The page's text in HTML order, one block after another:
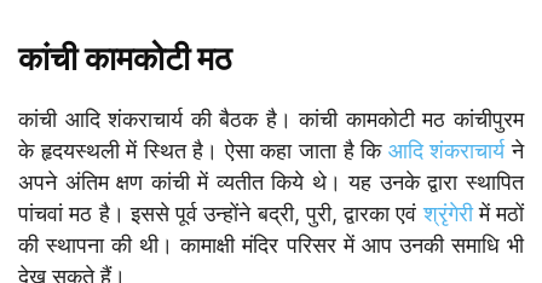
कांची कामकोटी मठ
कांची आदि शंकराचार्य की बैठक है। कांची कामकोटी मठ कांचीपुरम
के हृदयस्थली में स्थित है। ऐसा कहा जाता है कि आदि शंकराचार्यने
अपने अंतिम क्षण कांची में व्यतीत किये थे। यह उनके द्वारा स्थापित
पांचवां मठ है। इससे पूर्व उन्होंने बद्री, पुरी, द्वारका एवंश्रृंगेरीमें मठों
की स्थापना की थी। कामाक्षी मंदिर परिसर में आप उनकी समाधि भी
देख सकते हैं।